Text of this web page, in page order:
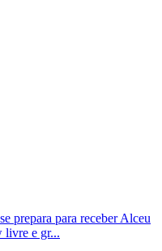
prepara para receber Alceu
livre e gr...